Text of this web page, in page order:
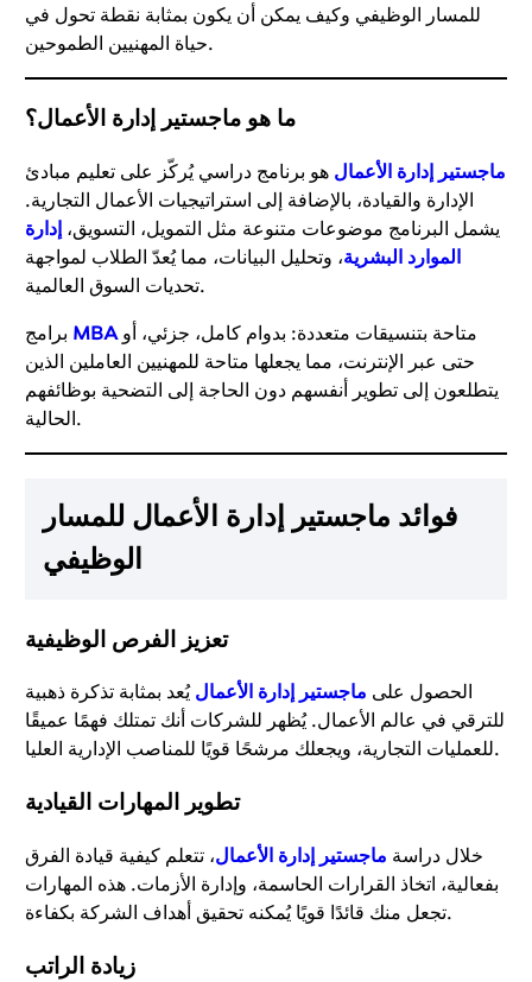
للمسار الوظيفي وكيف يمكن أن يكون بمثابة نقطة تحول في
حياة المهنيين الطموحين.
ما هو ماجستير إدارة الأعمال؟
ماجستير إدارة الأعمال هو برنامج دراسي يُركّز على تعليم مبادئ
الإدارة والقيادة، بالإضافة إلى استراتيجيات الأعمال التجارية.
يشمل البرنامج موضوعات متنوعة مثل التمويل، التسويق، إدارة
الموارد البشرية، وتحليل البيانات، مما يُعدّ الطلاب لمواجهة
تحديات السوق العالمية.
MBA متاحة بتنسيقات متعددة: بدوام كامل، جزئي، أو
حتى عبر الإنترنت، مما يجعلها متاحة للمهنيين العاملين الذين
يتطلعون إلى تطوير أنفسهم دون الحاجة إلى التضحية بوظائفهم
الحالية.
فوائد ماجستير إدارة الأعمال للمسار
الوظيفي
تعزيز الفرص الوظيفية
الحصول على ماجستير إدارة الأعمال يُعد بمثابة تذكرة ذهبية
للترقي في عالم الأعمال. يُظهر للشركات أنك تمتلك فهمًا عميقًا
للعمليات التجارية، ويجعلك مرشحًا قويًا للمناصب الإدارية العليا.
تطوير المهارات القيادية
خلال دراسة ماجستير إدارة الأعمال، تتعلم كيفية قيادة الفرق
بفعالية، اتخاذ القرارات الحاسمة، وإدارة الأزمات. هذه المهارات
تجعل منك قائدًا قويًا يُمكنه تحقيق أهداف الشركة بكفاءة.
زيادة الراتب